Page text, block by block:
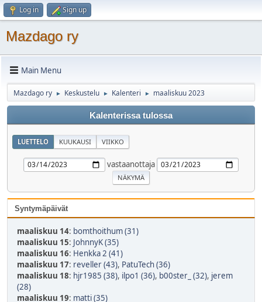
Log in Sign up
Mazdago ry
Main Menu
Mazdago ry ► Keskustelu ► Kalenteri ► maaliskuu 2023
Kalenterissa tulossa
LUETTELO KUUKAUSI VIIKKO
vastaanottaja
Syntymäpäivät
maaliskuu 14: bomthoithum (31)
maaliskuu 15: JohnnyK (35)
maaliskuu 16: Henkka 2 (41)
maaliskuu 17: reveller (43), PatuTech (36)
maaliskuu 18: hjr1985 (38), ilpo1 (36), b00ster_ (32), jerem
(28)
maaliskuu 19: matti (35)